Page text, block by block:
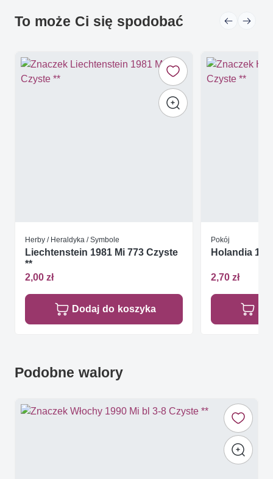
To może Ci się spodobać
Herby / Heraldyka / Symbole
Liechtenstein 1981 Mi 773 Czyste
**
2,00 zł
Dodaj do koszyka
Pokój
Holandia
2,70 zł
Podobne walory